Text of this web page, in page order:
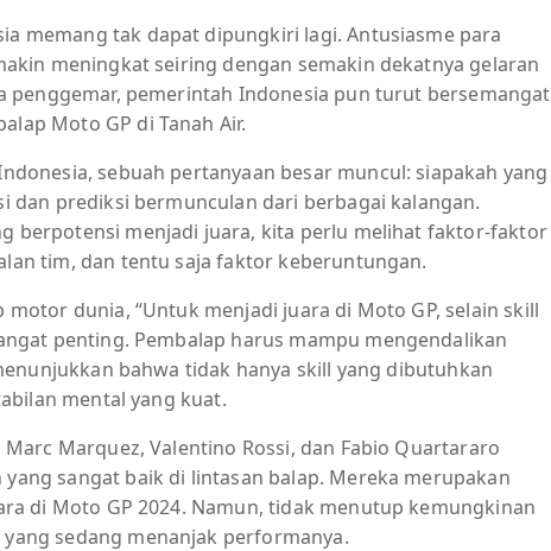
memang tak dapat dipungkiri lagi. Antusiasme para
meningkat seiring dengan semakin dekatnya gelaran
penggemar, pemerintah Indonesia pun turut bersemangat
Moto GP di Tanah Air.
sebuah pertanyaan besar muncul: siapakah yang
dan prediksi bermunculan dari berbagai kalangan.
berpotensi menjadi juara, kita perlu melihat faktor-faktor
tim, dan tentu saja faktor keberuntungan.
dunia, “Untuk menjadi juara di Moto GP, selain skill
penting. Pembalap harus mampu mengendalikan
bahwa tidak hanya skill yang dibutuhkan
mental yang kuat.
Marquez, Valentino Rossi, dan Fabio Quartararo
sangat baik di lintasan balap. Mereka merupakan
di Moto GP 2024. Namun, tidak menutup kemungkinan
sedang menanjak performanya.